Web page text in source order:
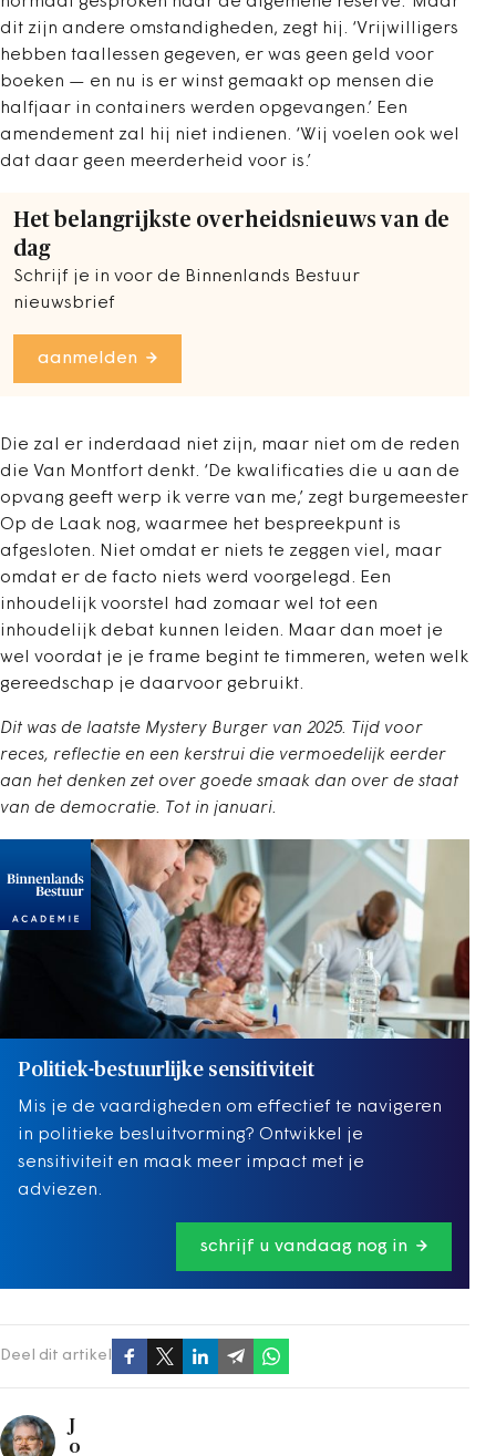
dit zijn andere omstandigheden, zegt hij. ‘Vrijwilligers
hebben taallessen gegeven, er was geen geld voor
boeken — en nu is er winst gemaakt op mensen die
halfjaar in containers werden opgevangen.’ Een
amendement zal hij niet indienen. ‘Wij voelen ook wel
dat daar geen meerderheid voor is.’
Het belangrijkste overheidsnieuws van de
dag
Schrijf je in voor de Binnenlands Bestuur
nieuwsbrief
aanmelden
Die zal er inderdaad niet zijn, maar niet om de reden
die Van Montfort denkt. ‘De kwalificaties die u aan de
opvang geeft werp ik verre van me,’ zegt burgemeester
Op de Laak nog, waarmee het bespreekpunt is
afgesloten. Niet omdat er niets te zeggen viel, maar
omdat er de facto niets werd voorgelegd. Een
inhoudelijk voorstel had zomaar wel tot een
inhoudelijk debat kunnen leiden. Maar dan moet je
wel voordat je je frame begint te timmeren, weten welk
gereedschap je daarvoor gebruikt.
Dit was de laatste Mystery Burger van 2025. Tijd voor
reces, reflectie en een kerstrui die vermoedelijk eerder
aan het denken zet over goede smaak dan over de staat
van de democratie. Tot in januari.
Politiek-bestuurlijke sensitiviteit
Mis je de vaardigheden om effectief te navigeren
in politieke besluitvorming? Ontwikkel je
sensitiviteit en maak meer impact met je
adviezen.
schrijf u vandaag nog in
Deel dit artikel
J
o